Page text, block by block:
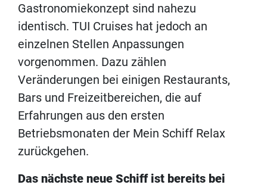
Gastronomiekonzept sind nahezu
identisch. TUI Cruises hat jedoch an
einzelnen Stellen Anpassungen
vorgenommen. Dazu zählen
Veränderungen bei einigen Restaurants,
Bars und Freizeitbereichen, die auf
Erfahrungen aus den ersten
Betriebsmonaten der Mein Schiff Relax
zurückgehen.
Das nächste neue Schiff ist bereits bei